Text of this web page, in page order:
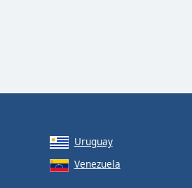
Uruguay
Venezuela